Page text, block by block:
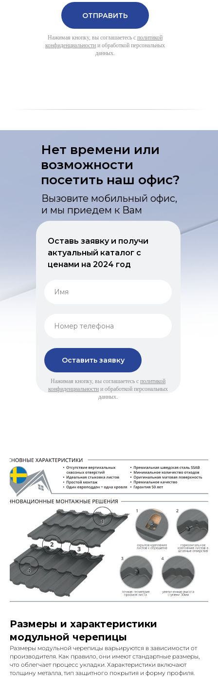
ОТПРАВИТЬ
Нажимая кнопку, вы соглашаетесь с политикой
конфиденциальности и обработкой персональных
данных.
Нет времени или
возможности
посетить наш офис?
Вызовите мобильный офис,
и мы приедем к Вам
Оставь заявку и получи
актуальный каталог с
ценами на 2024 год
Оставить заявку
Нажимая кнопку, вы соглашаетесь с политикой
конфиденциальности и обработкой персональных
данных.
Размеры и характеристики
модульной черепицы
Размеры модульной черепицы варьируются в зависимости от
производителя. Как правило, они имеют стандартные размеры,
что облегчает процесс укладки. Характеристики включают
толщину металла, тип защитного покрытия и форму профиля.